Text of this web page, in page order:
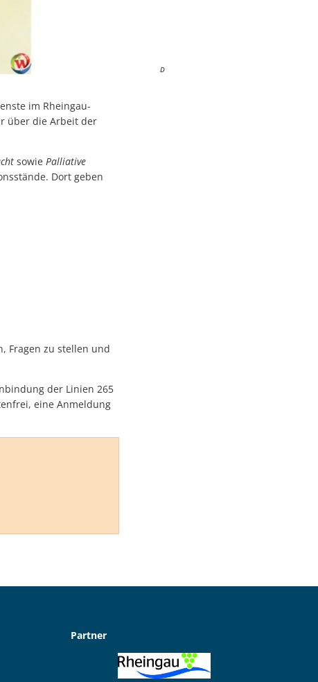
D
im Rheingau-
über die Arbeit der
sowie Palliative
Dort geben
Fragen zu stellen und
der Linien 265
eine Anmeldung
Partner